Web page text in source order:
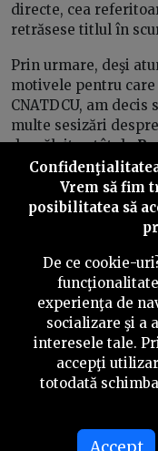
directe, cea
retrăsese titlul în
Prin urmare, deşi
motivele pentru
CNATDCU, am decis
multe sesizări
dezvăluite atât de
presă.
Am aplicat același
cazul judecătoarei
persoană căreia
Una dintre
Bogdan Licu.
Potrivit Codului de
funcționare a
obligată să îmi
Acest termen nu a
Vrem să fim
posibilitatea să
De ce cookie-
experienţa de
socializare şi a
interesele tale.
accepţi
totodată